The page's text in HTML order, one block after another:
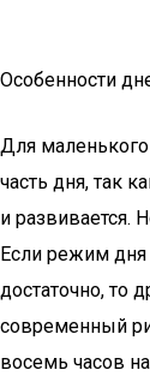
Особенности
Для
часть дня, так
и развивается.
Если режим дня
достаточно, то
современный
восемь часов